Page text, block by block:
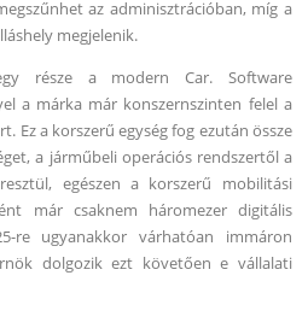
az adminisztrációban, míg a
megjelenik.
része a modern Car. Software
a márka már konszernszinten felel a
Ez a korszerű egység fog ezután össze
a járműbeli operációs rendszertől a
egészen a korszerű mobilitási
már csaknem háromezer digitális
re ugyanakkor várhatóan immáron
dolgozik ezt követően e vállalati